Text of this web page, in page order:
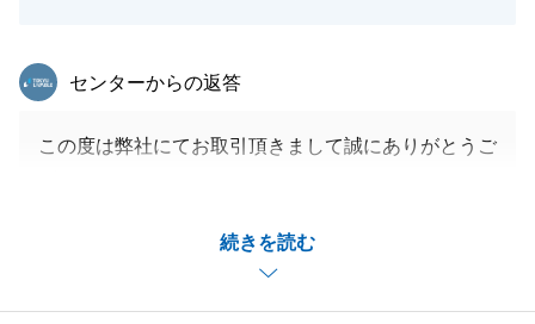
続きを読む
東急リバブル
センターからの返答
この度は弊社にてお取引頂きまして誠にありがとうご
合的にサポートさせて頂く形となりましたが、無事に
ご購入頂けて本当に良かったです。
引き続きお手伝いできることがあればどんなことでも